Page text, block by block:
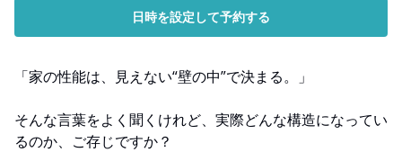
日時を設定して予約する
「家の性能は、見えない“壁の中”で決まる。」
そんな言葉をよく聞くけれど、実際どんな構造になってい
るのか、ご存じですか？